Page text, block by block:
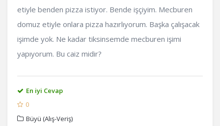
etiyle benden pizza istiyor. Bende işçiyim. Mecburen
domuz etiyle onlara pizza hazırlıyorum. Başka çalışacak
işimde yok. Ne kadar tiksinsemde mecburen işimi
yapıyorum. Bu caiz midir?
En iyi Cevap
0
Büyü (Alış-Veriş)